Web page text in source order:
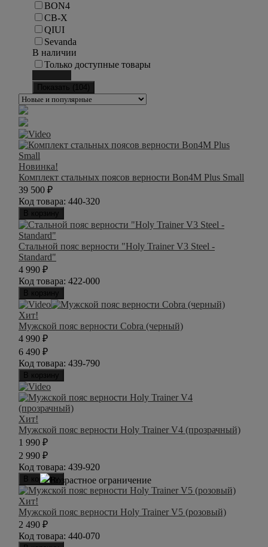
BON4
CB-X
QIUI
Sevanda
В наличии
Только доступные товары
Показать ( 104 )
Новинка!
Комплект стальных поясов верности Bon4M Plus Small
39 500 ₽
Код товара: 440-320
В корзину
Стальной пояс верности "Holy Trainer V3 Steel -
Standard"
4 990 ₽
Код товара: 422-000
В корзину
Хит!
Мужской пояс верности Cobra (черный)
4 990 ₽
6 490 ₽
Код товара: 439-790
В корзину
Хит!
Мужской пояс верности Holy Trainer V4 (прозрачный)
1 990 ₽
2 990 ₽
Код товара: 439-920
В корзину
Хит!
Мужской пояс верности Holy Trainer V5 (розовый)
2 490 ₽
Код товара: 440-070